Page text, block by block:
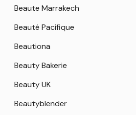
Beaute Marrakech
Beauté Pacifique
Beautiona
Beauty Bakerie
Beauty UK
Beautyblender